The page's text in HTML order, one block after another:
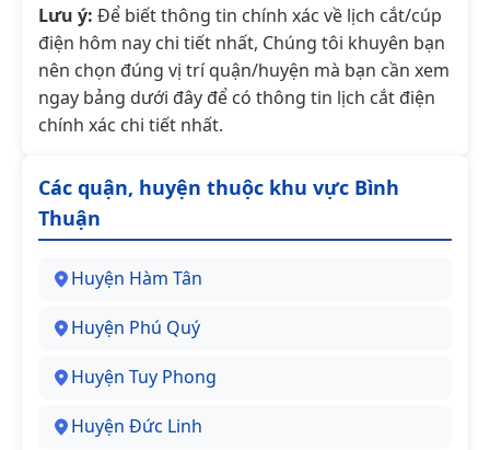
Lưu ý: Để biết thông tin chính xác về lịch cắt/cúp
điện hôm nay chi tiết nhất, Chúng tôi khuyên bạn
nên chọn đúng vị trí quận/huyện mà bạn cần xem
ngay bảng dưới đây để có thông tin lịch cắt điện
chính xác chi tiết nhất.
Các quận, huyện thuộc khu vực Bình
Thuận
Huyện Hàm Tân
Huyện Phú Quý
Huyện Tuy Phong
Huyện Đức Linh